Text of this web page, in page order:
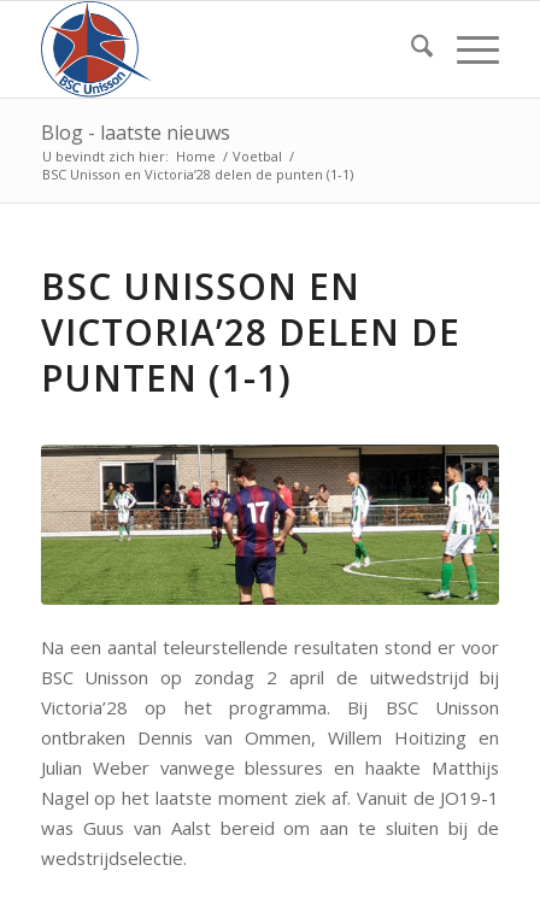
Blog - laatste nieuws
U bevindt zich hier: Home / Voetbal /
BSC Unisson en Victoria’28 delen de punten (1-1)
BSC UNISSON EN
VICTORIA’28 DELEN DE
PUNTEN (1-1)
Na een aantal teleurstellende resultaten stond er voor
BSC Unisson op zondag 2 april de uitwedstrijd bij
Victoria’28 op het programma. Bij BSC Unisson
ontbraken Dennis van Ommen, Willem Hoitizing en
Julian Weber vanwege blessures en haakte Matthijs
Nagel op het laatste moment ziek af. Vanuit de JO19-1
was Guus van Aalst bereid om aan te sluiten bij de
wedstrijdselectie.